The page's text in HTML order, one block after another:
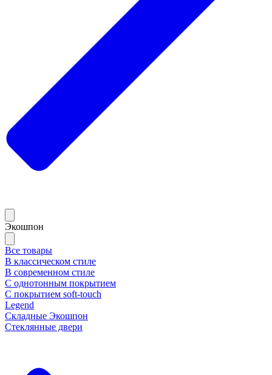
Экошпон
Все товары
В классическом стиле
В современном стиле
С однотонным покрытием
С покрытием soft-touch
Legend
Складные Экошпон
Стеклянные двери